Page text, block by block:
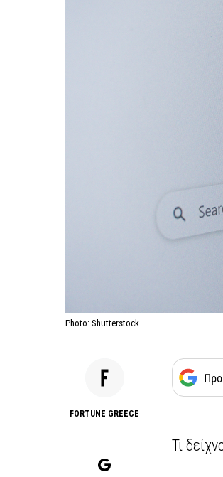
Photo: Shutterstock
FORTUNE GREECE
Τι